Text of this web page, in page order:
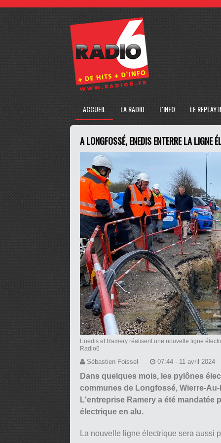
ACCUEIL LA RADIO L'INFO LE REPLAY
A LONGFOSSÉ, ENEDIS ENTERRE LA
Enedis et Ramery réalisent une nouvelle ligne
Radio6
Sébastien Foissel 07:44 - 11 avril 2024
Dans quelques mois, les pylônes
communes de Longfossé, Wierre-
L'entreprise Ramery a été
électrique en alu.
La nouvelle ligne électrique sera aussi